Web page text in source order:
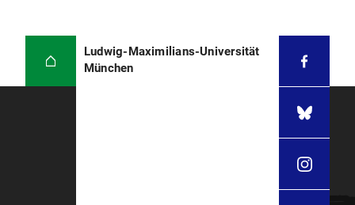
Ludwig-Maximilians-Universität
München